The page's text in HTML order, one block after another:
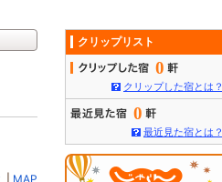
MAP
クリップリスト
0
クリップした宿とは？
0
最近見た宿とは？